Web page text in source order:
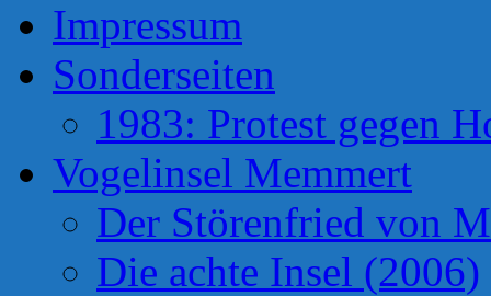
Impressum
Sonderseiten
1983: Protest gegen
Vogelinsel Memmert
Der Störenfried von
Die achte Insel (2006)